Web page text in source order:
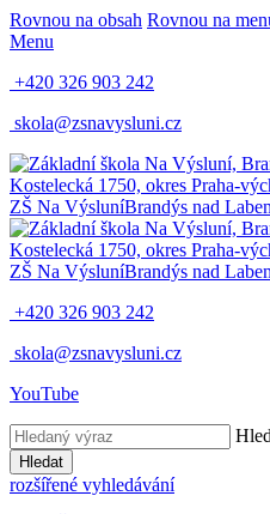
Rovnou na obsah Rovnou na
Menu
+420 326 903 242
skola@zsnavysluni.cz
ZŠ Na VýsluníBrandýs nad
ZŠ Na VýsluníBrandýs nad
+420 326 903 242
skola@zsnavysluni.cz
YouTube
Hledat
rozšířené vyhledávání